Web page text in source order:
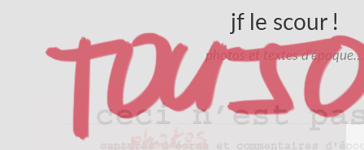
jf le scour !
photos et textes d'époque…